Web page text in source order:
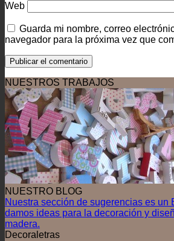
Web
Guarda mi nombre, correo
navegador para la próxima vez que
NUESTROS TRABAJOS
NUESTRO BLOG
Nuestra sección de sugerencias es un
damos ideas para la decoración y
madera.
Decoraletras